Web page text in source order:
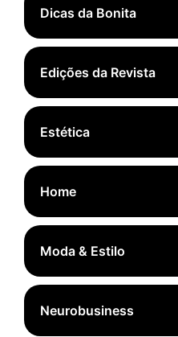
Dicas da Bonita
Edições da Revista
Estética
Home
Moda & Estilo
Neurobusiness